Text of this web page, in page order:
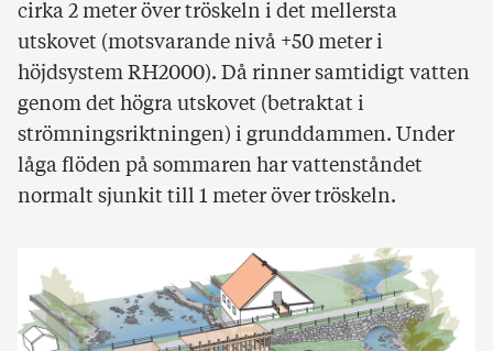
cirka 2 meter över tröskeln i det mellersta
utskovet (motsvarande nivå +50 meter i
höjdsystem RH2000). Då rinner samtidigt vatten
genom det högra utskovet (betraktat i
strömningsriktningen) i grunddammen. Under
låga flöden på sommaren har vattenståndet
normalt sjunkit till 1 meter över tröskeln.